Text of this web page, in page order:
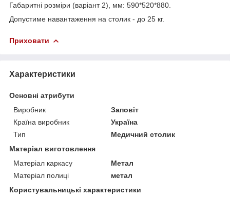
Габаритні розміри (варіант 2), мм: 590*520*880.
Допустиме навантаження на столик - до 25 кг.
Приховати
Характеристики
Основні атрибути
Виробник
Заповіт
Країна виробник
Україна
Тип
Медичний столик
Матеріал виготовлення
Матеріал каркасу
Метал
Матеріал полиці
метал
Користувальницькі характеристики